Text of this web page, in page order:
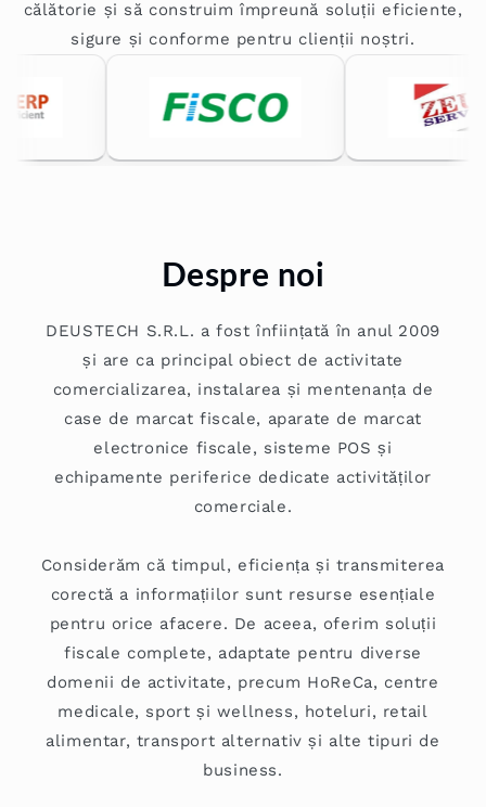
călătorie și să construim împreună soluții eficiente,
sigure și conforme pentru clienții noștri.
Despre noi
DEUSTECH S.R.L. a fost înființată în anul 2009
și are ca principal obiect de activitate
comercializarea, instalarea și mentenanța de
case de marcat fiscale, aparate de marcat
electronice fiscale, sisteme POS și
echipamente periferice dedicate activităților
comerciale.
Considerăm că timpul, eficiența și transmiterea
corectă a informațiilor sunt resurse esențiale
pentru orice afacere. De aceea, oferim soluții
fiscale complete, adaptate pentru diverse
domenii de activitate, precum HoReCa, centre
medicale, sport și wellness, hoteluri, retail
alimentar, transport alternativ și alte tipuri de
business.